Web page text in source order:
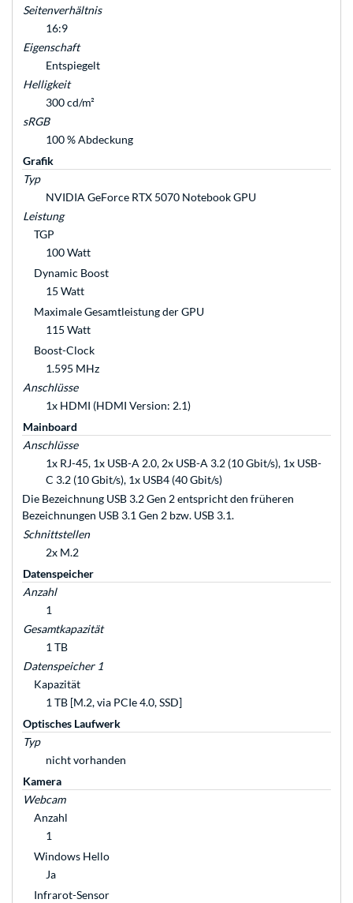
Seitenverhältnis
16:9
Eigenschaft
Entspiegelt
Helligkeit
300 cd/m²
sRGB
100 % Abdeckung
Grafik
Typ
NVIDIA GeForce RTX 5070 Notebook GPU
Leistung
TGP
100 Watt
Dynamic Boost
15 Watt
Maximale Gesamtleistung der GPU
115 Watt
Boost-Clock
1.595 MHz
Anschlüsse
1x HDMI (HDMI Version: 2.1)
Mainboard
Anschlüsse
1x RJ-45, 1x USB-A 2.0, 2x USB-A 3.2 (10 Gbit/s), 1x USB-
C 3.2 (10 Gbit/s), 1x USB4 (40 Gbit/s)
Die Bezeichnung USB 3.2 Gen 2 entspricht den früheren
Bezeichnungen USB 3.1 Gen 2 bzw. USB 3.1.
Schnittstellen
2x M.2
Datenspeicher
Anzahl
1
Gesamtkapazität
1 TB
Datenspeicher 1
Kapazität
1 TB [M.2, via PCIe 4.0, SSD]
Optisches Laufwerk
Typ
nicht vorhanden
Kamera
Webcam
Anzahl
1
Windows Hello
Ja
Infrarot-Sensor